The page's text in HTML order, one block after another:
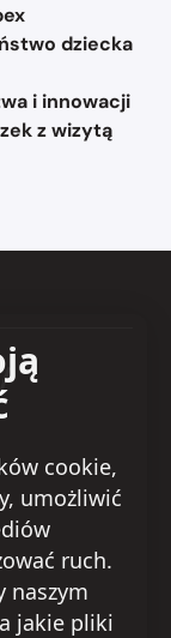
dziecka
i innowacji
z wizytą
cookie,
umożliwić
ruch.
naszym
jakie pliki